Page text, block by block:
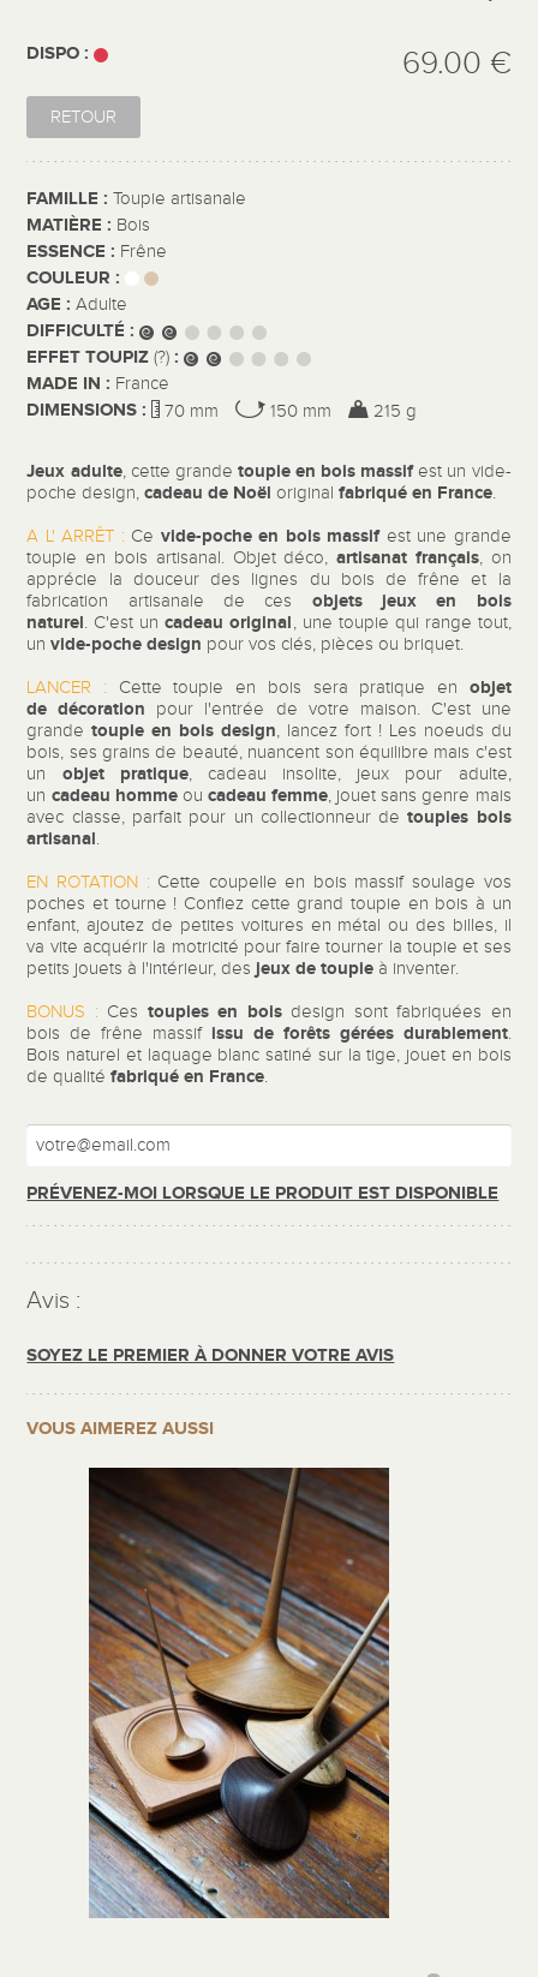
DISPO : 69.00 €
RETOUR
FAMILLE :Toupie artisanale
MATIÈRE : Bois
ESSENCE : Frêne
COULEUR :
AGE :Adulte
DIFFICULTÉ :
EFFET TOUPIZ(?) :
MADE IN : France
DIMENSIONS : 70 mm 150 mm 215 g
Jeux adulte, cette grande toupie en bois massifest un vide-
poche design, cadeau de Noël originalfabriqué en France.
A L' ARRÊT : Ce vide-poche en bois massifest une grande
toupie en bois artisanal. Objet déco,artisanat français, on
apprécie la douceur des lignes du bois de frêne et la
fabrication artisanale de ces objets jeux en bois
naturel. C'est uncadeau original, une toupie qui range tout,
unvide-poche design pour vos clés, pièces ou briquet.
LANCER : Cette toupie en bois sera pratique en
objet
dedécoration pour l'entrée de votre maison. C'est une
grandetoupie en bois design, lancez fort ! Les noeuds du
bois, ses grains de beauté, nuancent son équilibre mais c'est
un objet pratique, cadeau insolite, jeux pour adulte,
un cadeau hommeou cadeau femme, jouet sans genre mais
avec classe, parfait pour un collectionneur detoupies bois
artisanal.
EN ROTATION :Cette coupelle en bois massif soulage vos
poches et tourne ! Confiez cette grand toupie en bois à un
enfant, ajoutez de petites voitures en métal ou des billes, il
va vite acquérir la motricité pour faire tourner la toupie et ses
petits jouets à l'intérieur, des jeux de toupie à inventer.
BONUS : Ces toupies en boisdesign sont fabriquées en
bois de frêne massif issu de forêts gérées durablement.
Bois naturel et laquage blanc satiné sur la tige, jouet en bois
de qualitéfabriqué en France.
PRÉVENEZ-MOI LORSQUE LE PRODUIT EST DISPONIBLE
Avis :
SOYEZ LE PREMIER À DONNER VOTRE AVIS
VOUS AIMEREZ AUSSI